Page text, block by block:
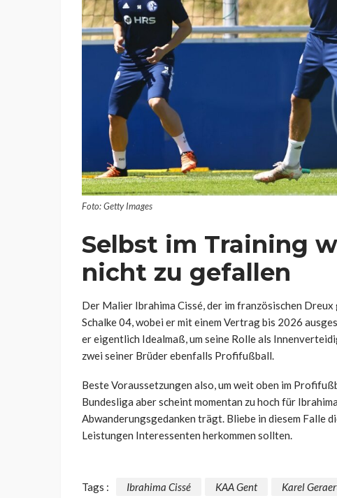
Foto: Getty Images
Selbst im Training
nicht zu gefallen
Der Malier Ibrahima Cissé, der im französischen
Schalke 04, wobei er mit einem Vertrag bis 2026
er eigentlich Idealmaß, um seine Rolle als
zwei seiner Brüder ebenfalls Profifußball.
Beste Voraussetzungen also, um weit oben im
Bundesliga aber scheint momentan zu hoch für
Abwanderungsgedanken trägt. Bliebe in diesem Falle
Leistungen Interessenten herkommen sollten.
Tags : Ibrahima Cissé KAA Gent Karel